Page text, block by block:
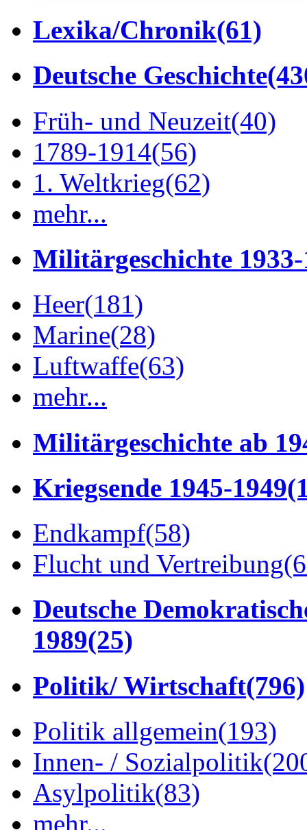
Lexika/Chronik(61)
Deutsche Geschichte
Früh- und Neuzeit(40)
1789-1914(56)
1. Weltkrieg(62)
mehr...
Militärgeschichte 1933-
Heer(181)
Marine(28)
Luftwaffe(63)
mehr...
Militärgeschichte ab
Kriegsende 1945-1949
Endkampf(58)
Flucht und Vertreibung
Deutsche
1989(25)
Politik/ Wirtschaft(796)
Politik allgemein(193)
Innen- / Sozialpolitik
Asylpolitik(83)
mehr...